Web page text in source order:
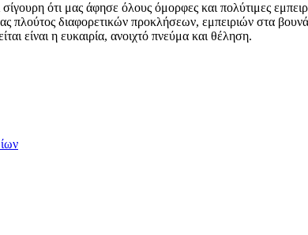
ότι μας άφησε όλους όμορφες και πολύτιμες
πλούτος διαφορετικών προκλήσεων, εμπειριών στα
είναι η ευκαιρία, ανοιχτό πνεύμα και θέληση.